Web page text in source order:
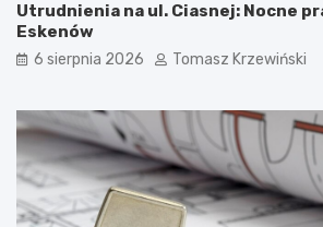
Utrudnienia na ul. Ciasnej: Nocne
Eskenów
6 sierpnia 2026 Tomasz Krzewiński